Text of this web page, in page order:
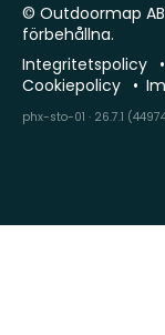
© Outdoormap
förbehållna.
Integritetspolicy
Cookiepolicy
phx-sto-01 · 26.7.1